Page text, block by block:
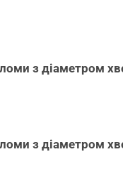
з діаметром
з діаметром